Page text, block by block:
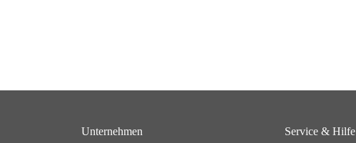
Unternehmen
Service & Hilfe